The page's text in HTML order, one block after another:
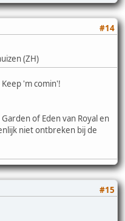
#14
(ZH)
'm comin'!
of Eden van Royal en
niet ontbreken bij de
#15